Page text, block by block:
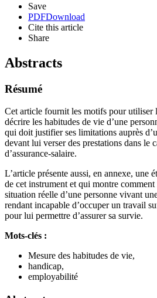
Save
PDFDownload
Cite this article
Share
Abstracts
Résumé
Cet article fournit les motifs pour
décrire les habitudes de vie d’une
qui doit justifier ses limitations auprès
devant lui verser des prestations dans le
d’assurance-salaire.
L’article présente aussi, en annexe, une
de cet instrument et qui montre
situation réelle d’une personne vivant
rendant incapable d’occuper un travail
pour lui permettre d’assurer sa survie.
Mots-clés :
Mesure des habitudes de vie,
handicap,
employabilité